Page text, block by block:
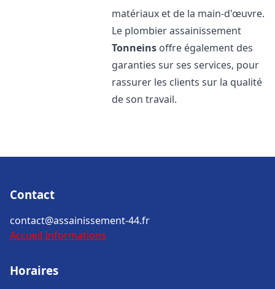
matériaux et de la main-d'œuvre.
Le plombier assainissement
Tonneins offre également des
garanties sur ses services, pour
rassurer les clients sur la qualité
de son travail.
Contact
contact@assainissement-44.fr
Accueil Informations
Horaires